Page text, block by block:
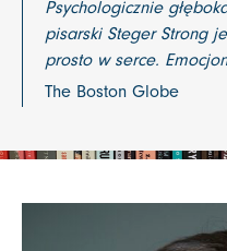
Psychologicznie
pisarski Steger Strong
prosto w serce.
The Boston Globe